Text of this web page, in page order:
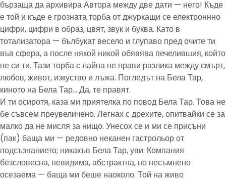
бързаща да архивира Автора между две дати — него! Къде
е той и къде е грозната торба от джуркащи се електроннно
цифри, цифри в образ, цвят, звук и буква. Като в
тотализатора — бълбукат весело и глупаво пред очите ти
във сфера, а после някой никой обявява печелившия, който
не си ти. Тази торба с лайна не прави разлика между смърт,
любов, живот, изкуство и лъжа. Погледът на Бела Тар,
киното на Бела Тар… Да, те правят.
И ти осиротя, каза ми приятелка по повод Бела Тар. Това не
бе съвсем преувеличено. Легнах с дрехите, опитвайки се за
малко да не мисля за нищо. Унесох се и ми се присъни
(пак) баща ми — редовно неканен гастрольор от
подсъзнанието; никакъв Бела Тар, уви. Компания
безсловесна, невидима, абстрактна, но несъмнено
осезаема — баща ми беше наоколо. Той на живо